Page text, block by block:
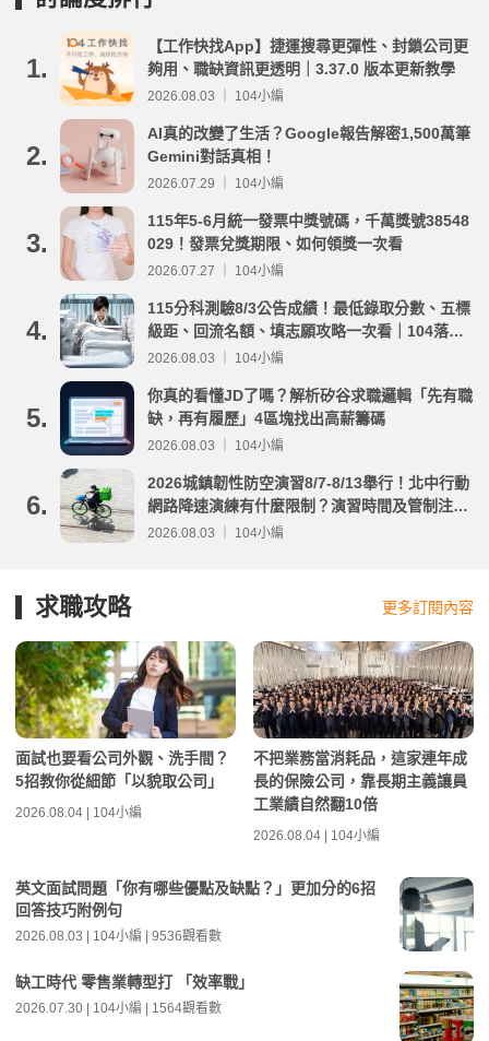
1.
【工作快找App】捷運搜尋更彈性、封鎖公司更
夠用、職缺資訊更透明｜3.37.0 版本更新教學
2026.08.03 ｜ 104小編
2.
AI真的改變了生活？Google報告解密1,500萬筆
Gemini對話真相！
2026.07.29 ｜ 104小編
3.
115年5-6月統一發票中獎號碼，千萬獎號38548
029！發票兌獎期限、如何領獎一次看
2026.07.27 ｜ 104小編
4.
115分科測驗8/3公告成績！最低錄取分數、五標
級距、回流名額、填志願攻略一次看｜104落點
分析
2026.08.03 ｜ 104小編
5.
你真的看懂JD了嗎？解析矽谷求職邏輯「先有職
缺，再有履歷」4區塊找出高薪籌碼
2026.08.03 ｜ 104小編
6.
2026城鎮韌性防空演習8/7-8/13舉行！北中行動
網路降速演練有什麼限制？演習時間及管制注意
事項整理
2026.08.03 ｜ 104小編
求職攻略 更多訂閱內容
面試也要看公司外觀、洗手間？
5招教你從細節「以貌取公司」
2026.08.04 | 104小編
不把業務當消耗品，這家連年成
長的保險公司，靠長期主義讓員
工業績自然翻10倍
2026.08.04 | 104小編
英文面試問題「你有哪些優點及缺點？」更加分的6招
回答技巧附例句
2026.08.03 | 104小編 | 9536觀看數
缺工時代 零售業轉型打 「效率戰」
2026.07.30 | 104小編 | 1564觀看數